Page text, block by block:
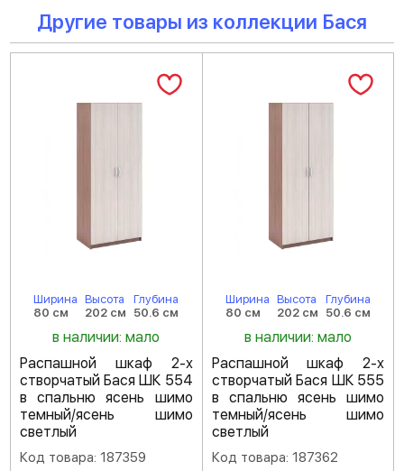
Другие товары из коллекции Бася
Ширина
80 см
Высота
202 см
Глубина
50.6 см
в наличии: мало
Распашной шкаф 2-х
створчатый Бася ШК 554
в спальню ясень шимо
темный/ясень шимо
светлый
Код товара: 187359
Ширина
80 см
Высота
202 см
Глубина
50.6 см
в наличии: мало
Распашной шкаф 2-х
створчатый Бася ШК 555
в спальню ясень шимо
темный/ясень шимо
светлый
Код товара: 187362